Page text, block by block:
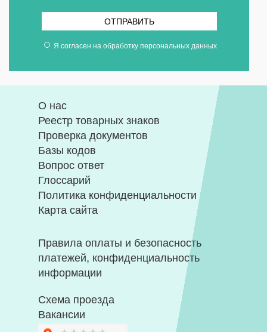
ОТПРАВИТЬ
Я согласен на обработку персональных данных
О нас
Реестр товарных знаков
Проверка документов
Базы кодов
Вопрос ответ
Глоссарий
Политика конфиденциальности
Карта сайта
Правила оплаты и безопасность
платежей, конфиденциальность
информации
Схема проезда
Вакансии